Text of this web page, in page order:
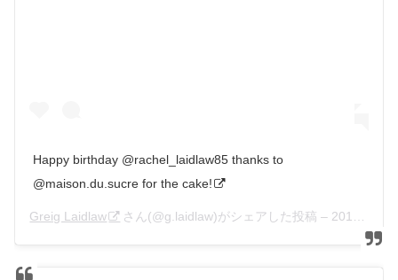
Happy birthday @rachel_laidlaw85 thanks to
@maison.du.sucre for the cake!
Greig Laidlaw さん(@g.laidlaw)がシェアした投稿 – 2017年12月月10日午前3時42分PST